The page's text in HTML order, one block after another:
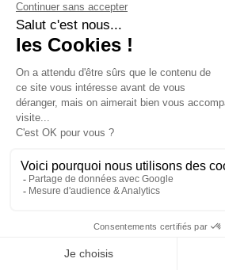
OPTIONS ADDITIONNELLES
Choisir une ou des option(s)
Ajouter
CONTENU
30 minutes d'activité
Mon EVG à Bratislava